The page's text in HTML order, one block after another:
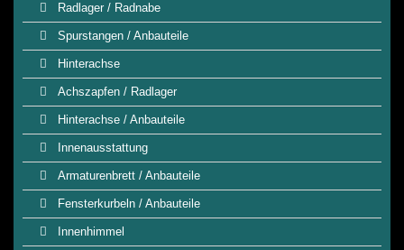
Radlager / Radnabe
Spurstangen / Anbauteile
Hinterachse
Achszapfen / Radlager
Hinterachse / Anbauteile
Innenausstattung
Armaturenbrett / Anbauteile
Fensterkurbeln / Anbauteile
Innenhimmel